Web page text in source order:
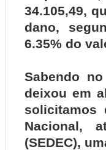
34.105,49,
dano,
6.35% do
Sabendo
deixou em
solicitamos
Nacional,
(SEDEC),